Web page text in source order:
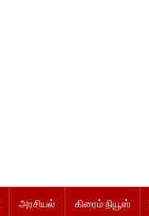
அரசியல் கிரைம் நியூஸ்